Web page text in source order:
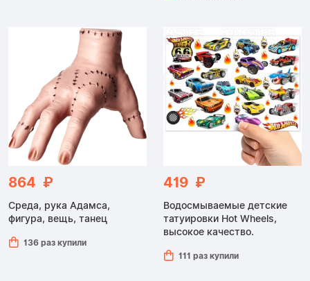
864 ₽
Среда, рука Адамса,
фигура, вещь, танец
136 раз купили
419 ₽
Водосмываемые детские
татуировки Hot Wheels,
высокое качество.
111 раз купили